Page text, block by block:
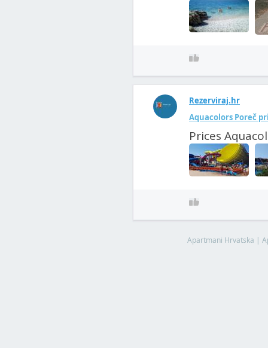
Rezerviraj.hr
Aquacolors Poreč
Prices
Apartmani Hrvatska |